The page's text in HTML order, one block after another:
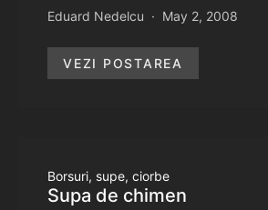
Eduard Nedelcu May 2, 2008
VEZI POSTAREA
Borsuri, supe, ciorbe
Supa de chimen